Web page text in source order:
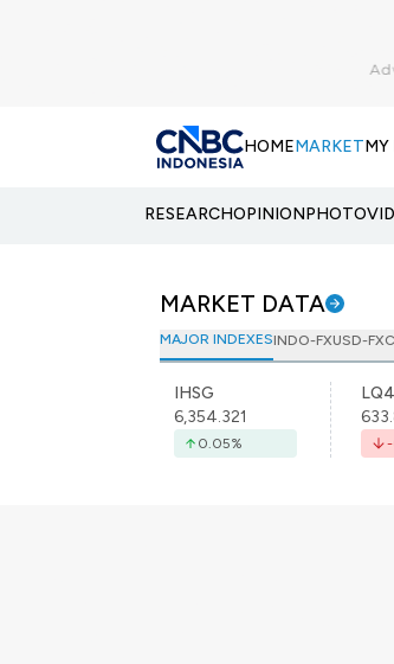
HOMEMARKETMY
RESEARCHOPINIONPHOTO
MARKET DATA
MAJOR INDEXESINDO-FXUSD-FX
IHSG
6,354.321
0.05%